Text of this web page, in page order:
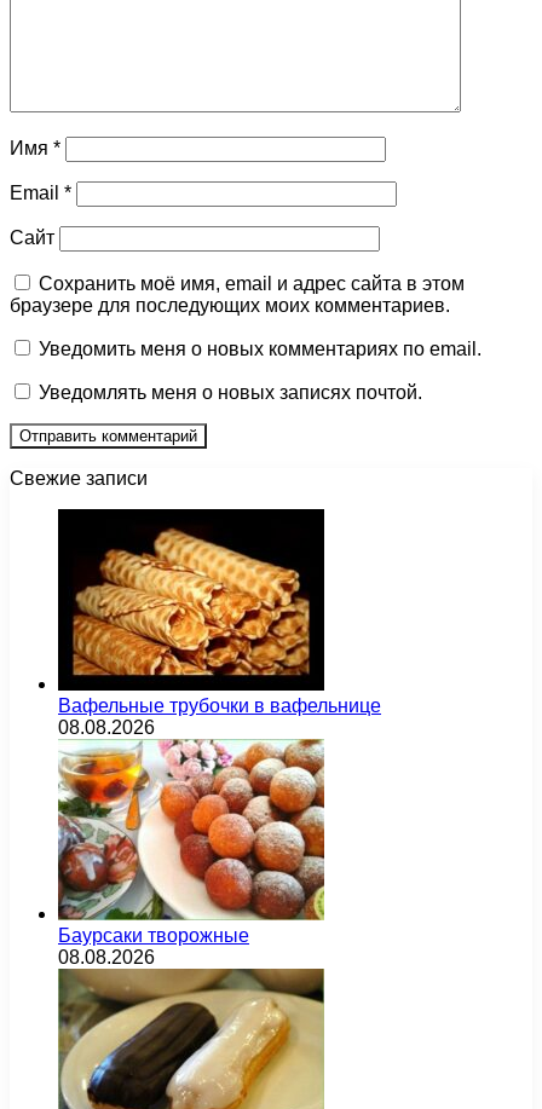
Имя *
Email *
Сайт
Сохранить моё имя, email и адрес сайта в этом
браузере для последующих моих комментариев.
Уведомить меня о новых комментариях по email.
Уведомлять меня о новых записях почтой.
Свежие записи
Вафельные трубочки в вафельнице
08.08.2026
Баурсаки творожные
08.08.2026